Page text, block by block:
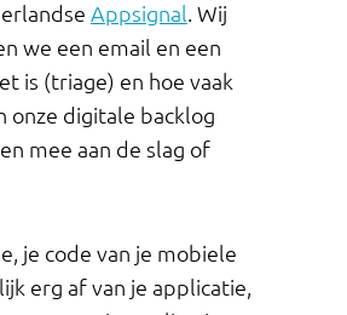
Appsignal. Wij
we een email en een
is (triage) en hoe vaak
onze digitale backlog
mee aan de slag of
je code van je mobiele
erg af van je applicatie,